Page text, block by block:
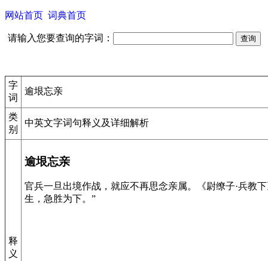
网站首页 词典首页
请输入您要查询的字词：
字
词
逾垠忘亲
类
别
中英文字词句释义及详细解析
释
义
逾垠忘亲
官兵一旦出境作战，就应不再思念亲属。《尉缭子·兵教
生，急胜为下。”